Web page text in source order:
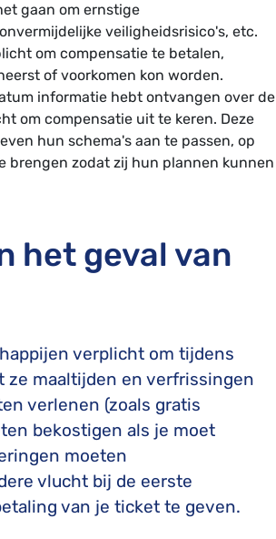
gaan om ernstige
veiligheidsrisico's, etc.
om compensatie te betalen,
of voorkomen kon worden.
informatie hebt ontvangen over de
om compensatie uit te keren. Deze
hun schema's aan te passen, op
brengen zodat zij hun plannen kunnen
het geval van
verplicht om tijdens
ze maaltijden en verfrissingen
verlenen (zoals gratis
bekostigen als je moet
moeten
vlucht bij de eerste
van je ticket te geven.